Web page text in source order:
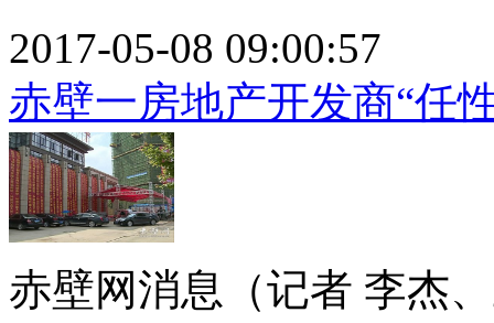
2017-05-08 09:00:57
赤壁一房地产开发商“任
赤壁网消息（记者 李杰